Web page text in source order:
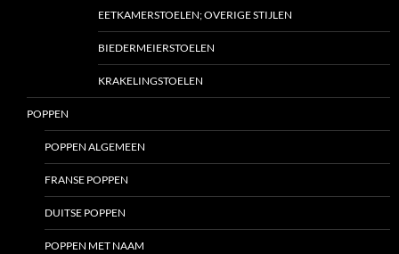
EETKAMERSTOELEN; OVERIGE STIJLEN
BIEDERMEIERSTOELEN
KRAKELINGSTOELEN
POPPEN
POPPEN ALGEMEEN
FRANSE POPPEN
DUITSE POPPEN
POPPEN MET NAAM